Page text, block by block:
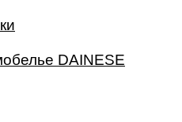
DAINESE